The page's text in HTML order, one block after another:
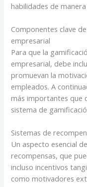
habilidades de
Componentes clave
empresarial
Para que la
empresarial, debe
promuevan la
empleados. A
más importantes que
sistema de
Sistemas de
Un aspecto esencial
recompensas, que
incluso incentivos
como motivadores